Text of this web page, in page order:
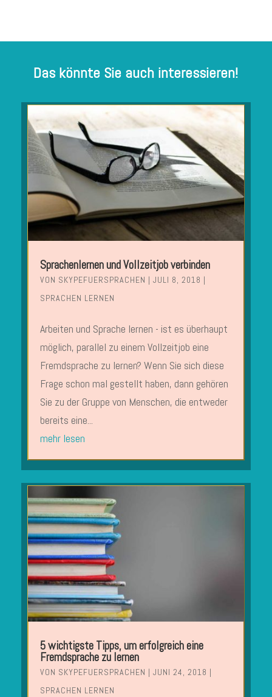
Das könnte Sie auch interessieren!
Sprachenlernen und Vollzeitjob verbinden
VON SKYPEFUERSPRACHEN | JULI 8, 2018 |
SPRACHEN LERNEN
Arbeiten und Sprache lernen - ist es überhaupt
möglich, parallel zu einem Vollzeitjob eine
Fremdsprache zu lernen? Wenn Sie sich diese
Frage schon mal gestellt haben, dann gehören
Sie zu der Gruppe von Menschen, die entweder
bereits eine...
mehr lesen
5 wichtigste Tipps, um erfolgreich eine
Fremdsprache zu lernen
VON SKYPEFUERSPRACHEN | JUNI 24, 2018 |
SPRACHEN LERNEN